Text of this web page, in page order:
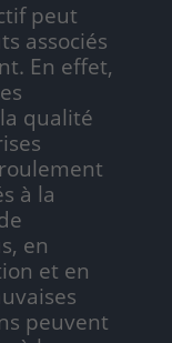
peut
associés
En effet,
qualité
à la
en
et en
peuvent